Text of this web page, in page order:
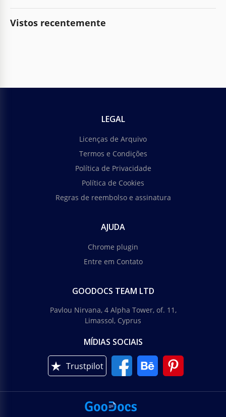
Vistos recentemente
LEGAL
Licenças de Arquivo
Termos e Condições
Política de Privacidade
Política de Cookies
Regras de reembolso e assinatura
AJUDA
Chrome plugin
Entre em Contato
GOODOCS TEAM LTD
Pavlou Nirvana, 4 Alpha Tower, of. 11,
Limassol, Cyprus
MÍDIAS SOCIAIS
Trustpilot